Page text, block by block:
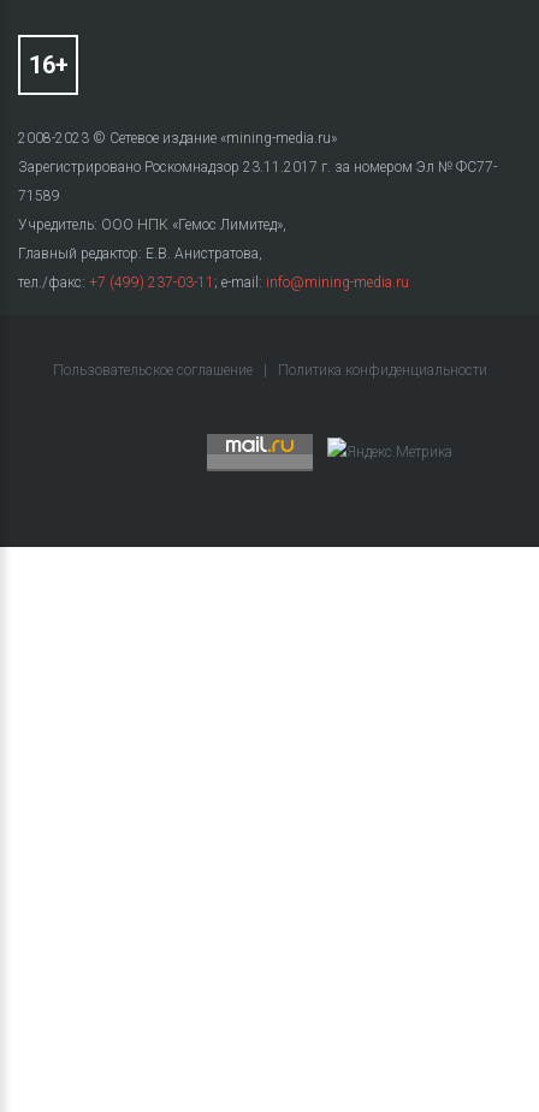
2008-2023 © Сетевое издание «mining-media.ru»
Зарегистрировано Роскомнадзор 23.11.2017 г. за номером Эл № ФС77-
71589
Учредитель: ООО НПК «Гемос Лимитед»,
Главный редактор: Е.В. Анистратова,
тел./факс: +7 (499) 237-03-11 ; e-mail: info@mining-media.ru
Пользовательское соглашение Политика конфиденциальности